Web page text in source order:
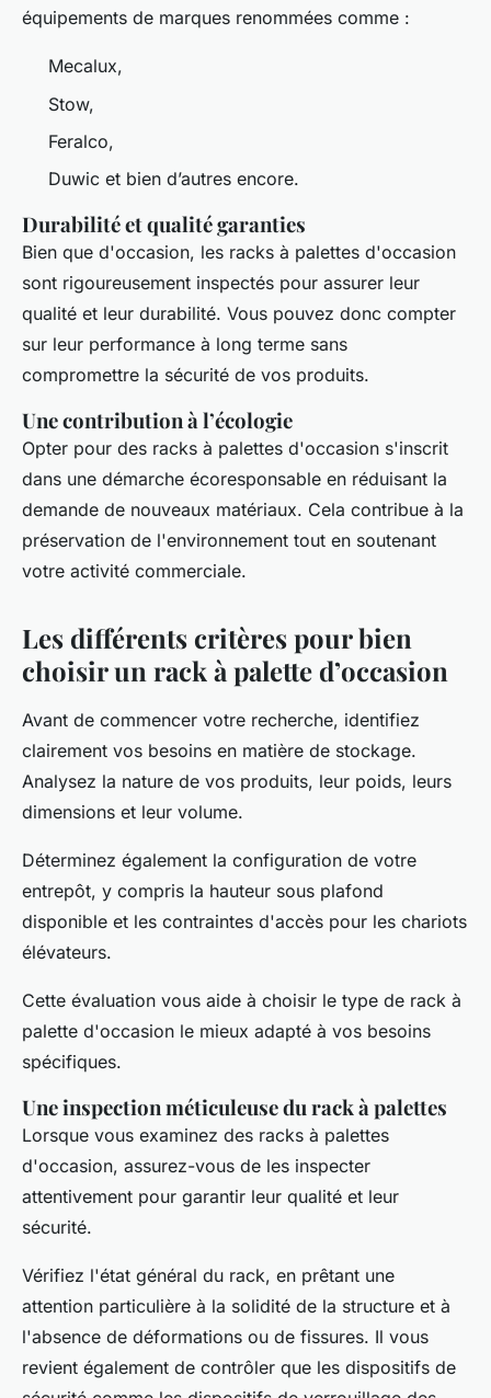
équipements de marques renommées comme :
Mecalux,
Stow,
Feralco,
Duwic et bien d’autres encore.
Durabilité et qualité garanties
Bien que d'occasion, les racks à palettes d'occasion
sont rigoureusement inspectés pour assurer leur
qualité et leur durabilité. Vous pouvez donc compter
sur leur performance à long terme sans
compromettre la sécurité de vos produits.
Une contribution à l’écologie
Opter pour des racks à palettes d'occasion s'inscrit
dans une démarche écoresponsable en réduisant la
demande de nouveaux matériaux. Cela contribue à la
préservation de l'environnement tout en soutenant
votre activité commerciale.
Les différents critères pour bien
choisir un rack à palette d’occasion
Avant de commencer votre recherche, identifiez
clairement vos besoins en matière de stockage.
Analysez la nature de vos produits, leur poids, leurs
dimensions et leur volume.
Déterminez également la configuration de votre
entrepôt, y compris la hauteur sous plafond
disponible et les contraintes d'accès pour les chariots
élévateurs.
Cette évaluation vous aide à choisir le type de rack à
palette d'occasion le mieux adapté à vos besoins
spécifiques.
Une inspection méticuleuse du rack à palettes
Lorsque vous examinez des racks à palettes
d'occasion, assurez-vous de les inspecter
attentivement pour garantir leur qualité et leur
sécurité.
Vérifiez l'état général du rack, en prêtant une
attention particulière à la solidité de la structure et à
l'absence de déformations ou de fissures. Il vous
revient également de contrôler que les dispositifs de